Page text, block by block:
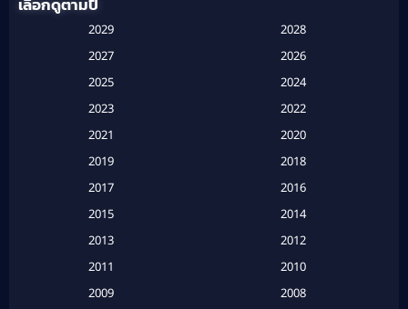
Based on a True Story สร้างจากเรื่องจริง(2)
Based on a True Story เรื่องจริง (20)
2029
2028
2027
2026
2025
2024
2023
2022
2021
2020
2019
2018
2017
2016
2015
2014
2013
2012
2011
2010
2009
2008